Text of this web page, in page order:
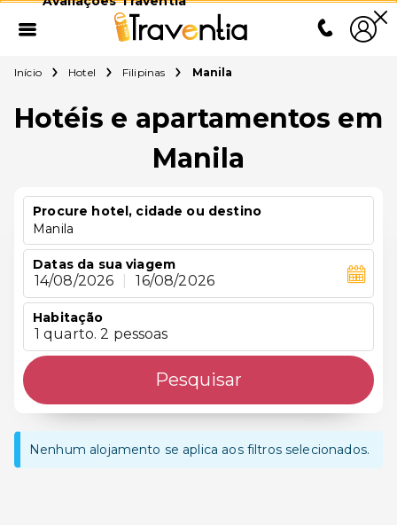
Início Hotel Filipinas Manila
Hotéis e apartamentos em
Manila
Procure hotel, cidade ou destino
Manila
Datas da sua viagem
14/08/2026 16/08/2026
Habitação
1 quarto. 2 pessoas
Pesquisar
Nenhum alojamento se aplica aos filtros selecionados.